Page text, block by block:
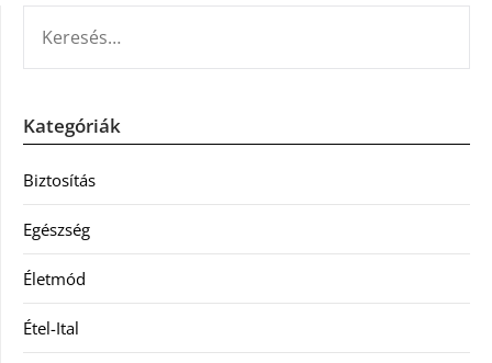
Kategóriák
Biztosítás
Egészség
Életmód
Étel-Ital